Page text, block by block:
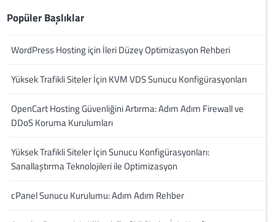
Popüler Başlıklar
WordPress Hosting için İleri Düzey Optimizasyon Rehberi
Yüksek Trafikli Siteler İçin KVM VDS Sunucu Konfigürasyonları
OpenCart Hosting Güvenliğini Artırma: Adım Adım Firewall ve
DDoS Koruma Kurulumları
Yüksek Trafikli Siteler İçin Sunucu Konfigürasyonları:
Sanallaştırma Teknolojileri ile Optimizasyon
cPanel Sunucu Kurulumu: Adım Adım Rehber